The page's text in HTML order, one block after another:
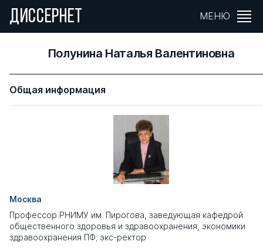
ДИССЕРНЕТ МЕНЮ
Полунина Наталья Валентиновна
Общая информация
Москва
Профессор РНИМУ им. Пирогова, заведующая кафедрой
общественного здоровья и здравоохранения, экономики
здравоохранения ПФ; экс-ректор